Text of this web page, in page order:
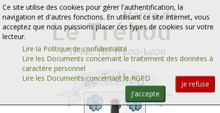
Aller au contenu Aller au menu
Ce site utilise des cookies pour gérer l'authentification, la
navigation et d'autres fonctions. En utilisant ce site Internet, vous
acceptez que nous puissions placer ces types de cookies sur votre
lecteur.
Lire la Politique de confidentialité
Lire les Documents concernant le traitement des données à
caractère personnel
Lire les Documents concernant le RGPD
Je refuse
J'accepte